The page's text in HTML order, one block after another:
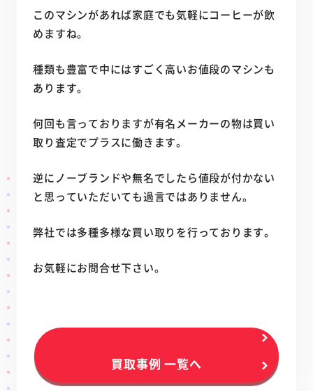
このマシンがあれば家庭でも気軽にコーヒーが飲
めますね。
種類も豊富で中にはすごく高いお値段のマシンも
あります。
何回も言っておりますが有名メーカーの物は買い
取り査定でプラスに働きます。
逆にノーブランドや無名でしたら値段が付かない
と思っていただいても過言ではありません。
弊社では多種多様な買い取りを行っております。
お気軽にお問合せ下さい。
買取事例 一覧へ